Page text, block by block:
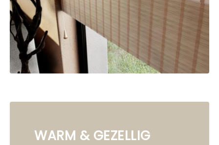
WARM & GEZELLIG